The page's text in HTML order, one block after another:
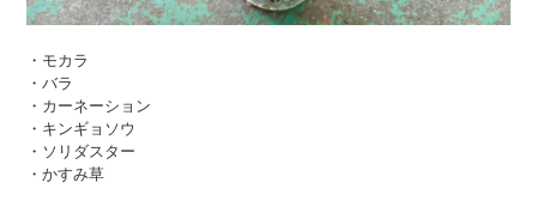
・モカラ
・バラ
・カーネーション
・キンギョソウ
・ソリダスター
・かすみ草